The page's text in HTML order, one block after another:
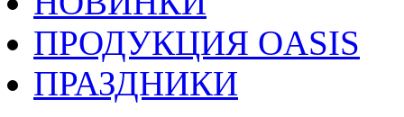
ПРОДУКЦИЯ OASIS
ПРАЗДНИКИ